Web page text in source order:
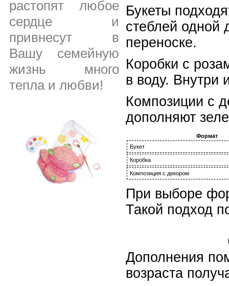
растопят любое
сердце и
привнесут в
Вашу семейную
жизнь много
тепла и любви!
Букеты
стеблей одной
переноске.
Коробки с
в воду. Внутри
Композиции с
дополняют
Формат
Букет
Коробка
Композиция с декором
При выборе
Такой подход
Дополнения
возраста